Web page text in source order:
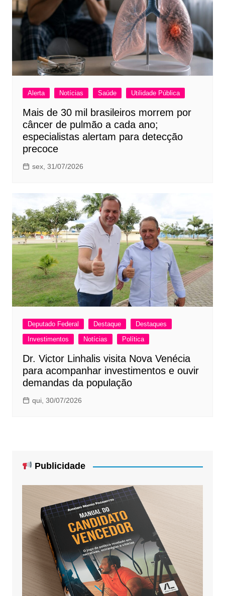
Alerta Notícias Saúde Utilidade Pública
Mais de 30 mil brasileiros morrem por
câncer de pulmão a cada ano;
especialistas alertam para detecção
precoce
sex, 31/07/2026
Deputado Federal Destaque
Destaques
Investimentos
Notícias Política
Dr. Victor Linhalis visita Nova Venécia
para acompanhar investimentos e ouvir
demandas da população
qui, 30/07/2026
Publicidade